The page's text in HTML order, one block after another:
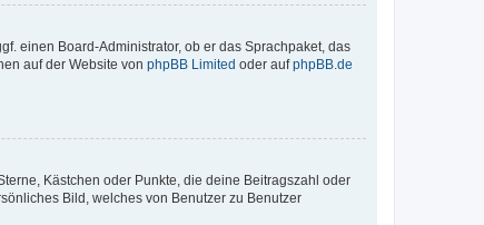
einen Board-Administrator, ob er das Sprachpaket, das
auf der Website von phpBB Limited oder aufphpBB.de
Kästchen oder Punkte, die deine Beitragszahl oder
Bild, welches von Benutzer zu Benutzer